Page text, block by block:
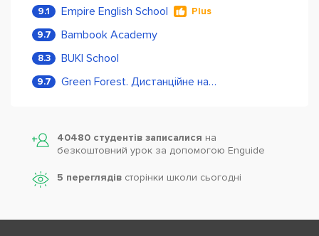
9.1 Empire English School Plus
9.7 Bambook Academy
8.3 BUKI School
9.7 Green Forest. Дистанційне навчання
40480 студентів записалися на
безкоштовний урок за допомогою Enguide
5 переглядів сторінки школи cьогодні